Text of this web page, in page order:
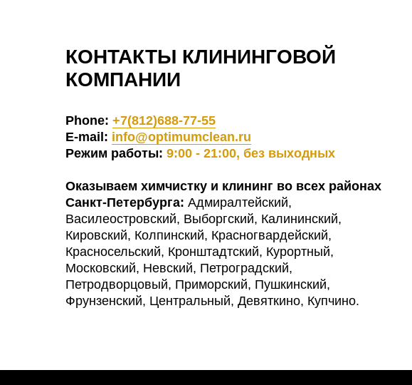
КОНТАКТЫ КЛИНИНГОВОЙ
КОМПАНИИ
Phone: +7(812)688-77-55
E-mail: info@optimumclean.ru
Режим работы: 9:00 - 21:00, без выходных
Оказываем химчистку и клининг во всех районах
Санкт-Петербурга: Адмиралтейский,
Василеостровский, Выборгский, Калининский,
Кировский, Колпинский, Красногвардейский,
Красносельский, Кронштадтский, Курортный,
Московский, Невский, Петроградский,
Петродворцовый, Приморский, Пушкинский,
Фрунзенский, Центральный, Девяткино, Купчино.